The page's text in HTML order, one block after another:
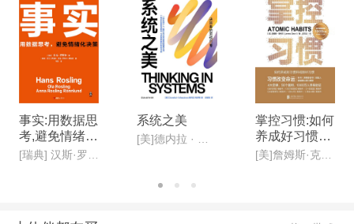
事实:用数据思
考,避免情绪化
决策(新版)
[瑞典] 汉斯·罗斯林, 欧拉·罗斯林,安娜·罗斯林·罗朗德
系统之美
[美]德内拉 · 梅多斯(Donella H· Meadows )
掌控习惯:如何
养成好习惯并
戒除坏习惯(新
[美]詹姆斯·克利尔,迩东晨/译